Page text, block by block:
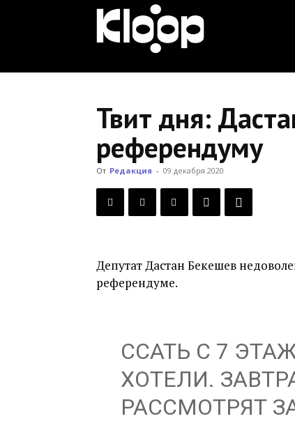
Кыргызстана
Твит дня:
референдуму
От Редакция - 09 декабря 2020
Депутат Дастан Бекешев
референдуме.
ССАТЬ С 7
ХОТЕЛИ.
РАССМОТРЯТ